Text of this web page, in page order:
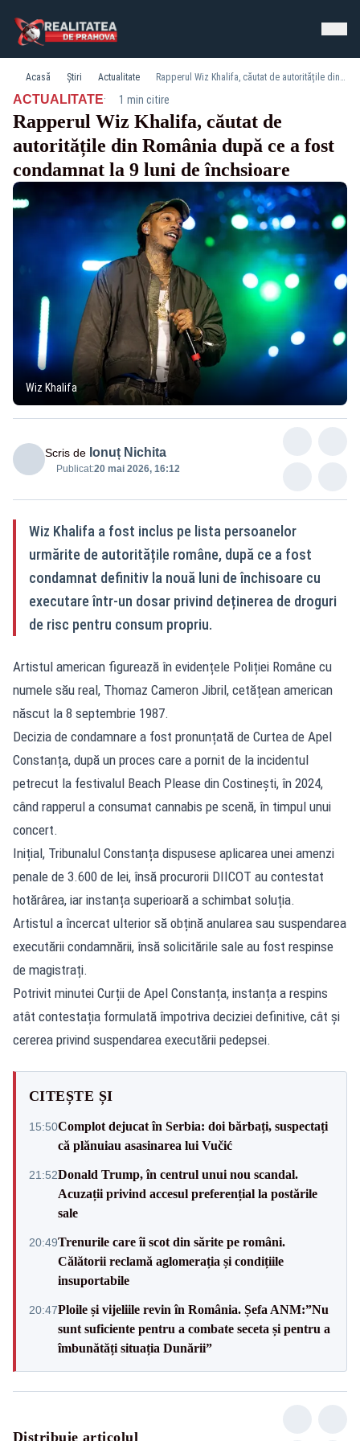
Acasă Știri Actualitate Rapperul Wiz Khalifa, căutat de autoritățile din România după ce a fost condamnat la 9 luni de închsioare
ACTUALITATE· 1 min citire
Rapperul Wiz Khalifa, căutat de
autoritățile din România după ce a fost
condamnat la 9 luni de închsioare
Wiz Khalifa
Scris de Ionuț Nichita
Publicat:20 mai 2026, 16:12
Wiz Khalifa a fost inclus pe lista persoanelor
urmărite de autoritățile române, după ce a fost
condamnat definitiv la nouă luni de închisoare cu
executare într-un dosar privind deținerea de droguri
de risc pentru consum propriu.
Artistul american figurează în evidențele Poliției Române cu
numele său real, Thomaz Cameron Jibril, cetățean american
născut la 8 septembrie 1987.
Decizia de condamnare a fost pronunțată de Curtea de Apel
Constanța, după un proces care a pornit de la incidentul
petrecut la festivalul Beach Please din Costinești, în 2024,
când rapperul a consumat cannabis pe scenă, în timpul unui
concert.
Inițial, Tribunalul Constanța dispusese aplicarea unei amenzi
penale de 3.600 de lei, însă procurorii DIICOT au contestat
hotărârea, iar instanța superioară a schimbat soluția.
Artistul a încercat ulterior să obțină anularea sau suspendarea
executării condamnării, însă solicitările sale au fost respinse
de magistrați.
Potrivit minutei Curții de Apel Constanța, instanța a respins
atât contestația formulată împotriva deciziei definitive, cât și
cererea privind suspendarea executării pedepsei.
CITEȘTE ȘI
15:50Complot dejucat în Serbia: doi bărbați, suspectați
că plănuiau asasinarea lui Vučić
21:52Donald Trump, în centrul unui nou scandal.
Acuzații privind accesul preferențial la postările
sale
20:49Trenurile care îi scot din sărite pe români.
Călătorii reclamă aglomerația și condițiile
insuportabile
20:47Ploile și vijeliile revin în România. Șefa ANM:”Nu
sunt suficiente pentru a combate seceta și pentru a
îmbunătăți situația Dunării”
Distribuie articolul